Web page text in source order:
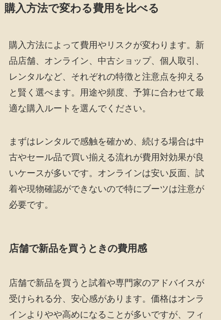
購入方法で変わる費用を比べる
購入方法によって費用やリスクが変わります。新
品店舗、オンライン、中古ショップ、個人取引、
レンタルなど、それぞれの特徴と注意点を抑える
と賢く選べます。用途や頻度、予算に合わせて最
適な購入ルートを選んでください。
まずはレンタルで感触を確かめ、続ける場合は中
古やセール品で買い揃える流れが費用対効果が良
いケースが多いです。オンラインは安い反面、試
着や現物確認ができないので特にブーツは注意が
必要です。
店舗で新品を買うときの費用感
店舗で新品を買うと試着や専門家のアドバイスが
受けられる分、安心感があります。価格はオンラ
インよりやや高めになることが多いですが、フィ